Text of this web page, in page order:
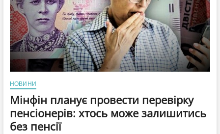
НОВИНИ
Мінфін планує провести перевірку
пенсіонерів: хтось може залишитись
без пенсії